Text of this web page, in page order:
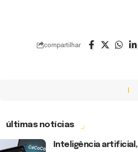
compartilhar
últimas notícias
Inteligência artificial,